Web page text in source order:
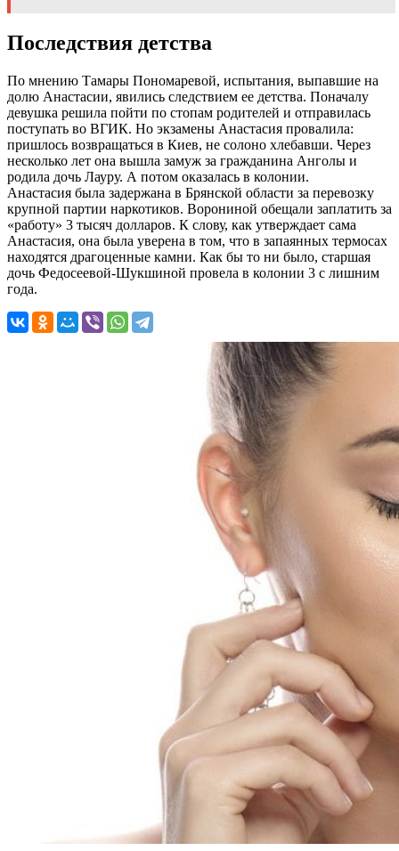
Последствия детства
По мнению Тамары Пономаревой, испытания, выпавшие на
долю Анастасии, явились следствием ее детства. Поначалу
девушка решила пойти по стопам родителей и отправилась
поступать во ВГИК. Но экзамены Анастасия провалила:
пришлось возвращаться в Киев, не солоно хлебавши. Через
несколько лет она вышла замуж за гражданина Анголы и
родила дочь Лауру. А потом оказалась в колонии.
Анастасия была задержана в Брянской области за перевозку
крупной партии наркотиков. Ворониной обещали заплатить за
«работу» 3 тысяч долларов. К слову, как утверждает сама
Анастасия, она была уверена в том, что в запаянных термосах
находятся драгоценные камни. Как бы то ни было, старшая
дочь Федосеевой-Шукшиной провела в колонии 3 с лишним
года.